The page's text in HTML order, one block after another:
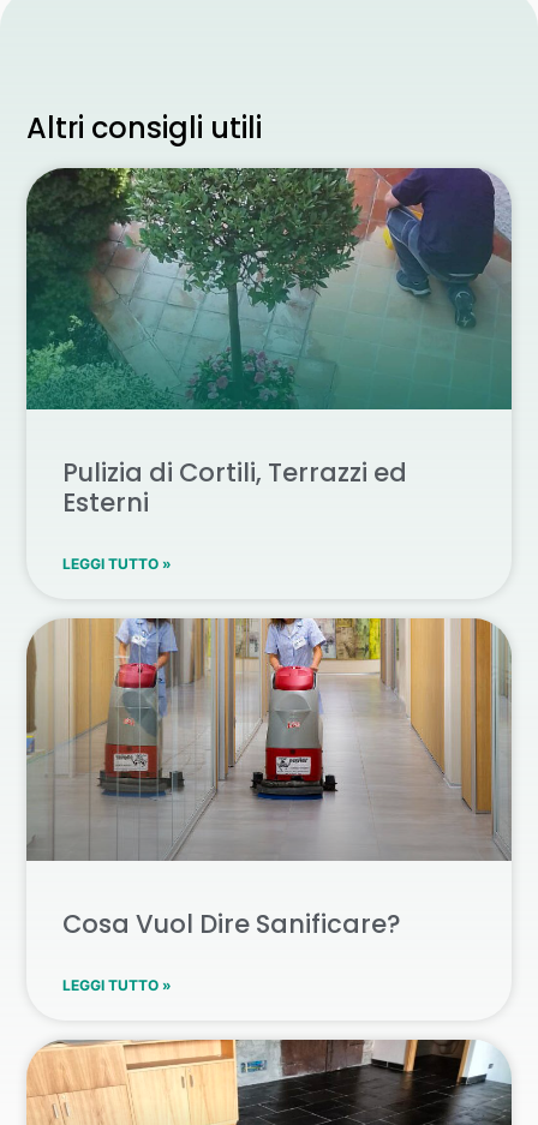
Altri consigli utili
Pulizia di Cortili, Terrazzi ed
Esterni
LEGGI TUTTO »
Cosa Vuol Dire Sanificare?
LEGGI TUTTO »